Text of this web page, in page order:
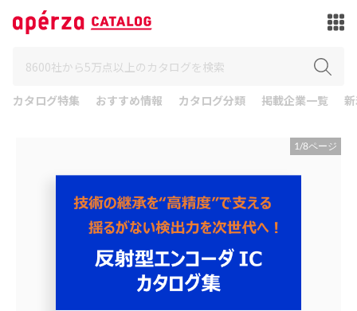
カタログ特集 おすすめ情報 カタログ分類 掲載企業一覧
1/8ページ